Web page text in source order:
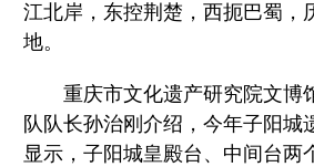
江北岸，东控荆楚，西扼巴蜀，
地。
重庆市文化遗产研究院文博
队队长孙治刚介绍，今年子阳城
显示，子阳城皇殿台、中间台两